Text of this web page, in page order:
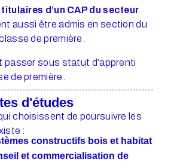
d’un CAP du secteur
aussi être admis en section du
de première.
passer sous statut d’apprenti
de première.
d'études
choisissent de poursuivre les
:
constructifs bois et habitat
et commercialisation de